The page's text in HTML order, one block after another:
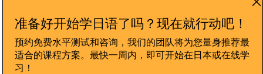
CONNECT WITH US